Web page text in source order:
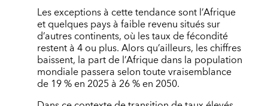
Les exceptions à cette tendance sont l’Afrique
et quelques pays à faible revenu situés sur
d’autres continents, où les taux de fécondité
restent à 4 ou plus. Alors qu’ailleurs, les chiffres
baissent, la part de l’Afrique dans la population
mondiale passera selon toute vraisemblance
de 19 % en 2025 à 26 % en 2050.